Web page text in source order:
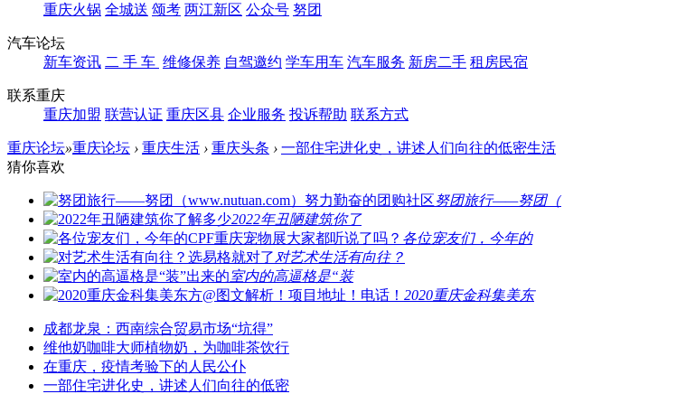
重庆火锅 全城送 颂考 两江新区 公众号 努团
汽车论坛
新车资讯 二 手 车 维修保养 自驾邀约 学车用车 汽车服务 新房二手 租房民宿
联系重庆
重庆加盟 联营认证 重庆区县 企业服务 投诉帮助 联系方式
重庆论坛»重庆论坛 › 重庆生活 › 重庆头条 › 一部住宅进化史，讲述人们向往的低密生活
猜你喜欢
努团旅行——努团（
2022年丑陋建筑你了
各位宠友们，今年的
对艺术生活有向往？
室内的高逼格是“装
2020重庆金科集美东
成都龙泉：西南综合贸易市场“坑得”
维他奶咖啡大师植物奶，为咖啡茶饮行
在重庆，疫情考验下的人民公仆
一部住宅进化史，讲述人们向往的低密